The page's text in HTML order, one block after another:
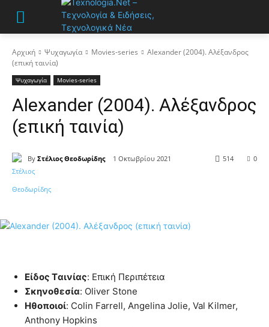
Αρχική Ψυχαγωγία Movies-series
Alexander (2004). Αλέξανδρος
(επική ταινία)
Ψυχαγωγία Movies-series
Alexander (2004). Αλέξανδρος
(επική ταινία)
By Στέλιος Θεοδωρίδης 1 Οκτωβρίου 2021 0
514
Είδος Tαινίας: Eπική Περιπέτεια
Σκηνοθεσία: Oliver Stone
Ηθοποιοί: Colin Farrell, Angelina Jolie, Val Kilmer,
Anthony Hopkins